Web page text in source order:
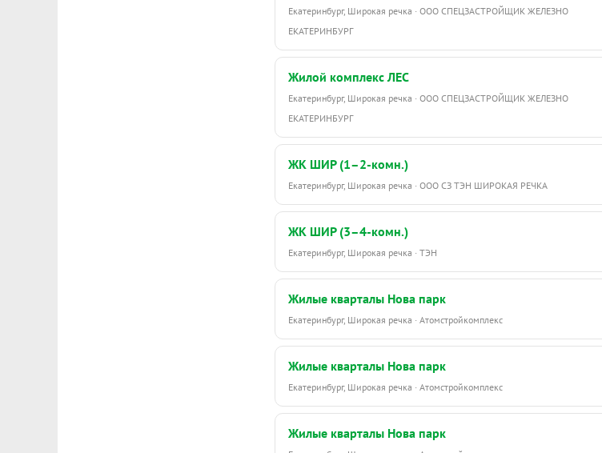
Екатеринбург, Широкая речка · ООО СПЕЦЗАСТРОЙЩИК ЖЕЛЕЗНО
ЕКАТЕРИНБУРГ
Жилой комплекс ЛЕС
Екатеринбург, Широкая речка · ООО СПЕЦЗАСТРОЙЩИК ЖЕЛЕЗНО
ЕКАТЕРИНБУРГ
ЖК ШИР (1–2-комн.)
Екатеринбург, Широкая речка · ООО СЗ ТЭН ШИРОКАЯ РЕЧКА
ЖК ШИР (3–4-комн.)
Екатеринбург, Широкая речка · ТЭН
Жилые кварталы Нова парк
Екатеринбург, Широкая речка · Атомстройкомплекс
Жилые кварталы Нова парк
Екатеринбург, Широкая речка · Атомстройкомплекс
Жилые кварталы Нова парк